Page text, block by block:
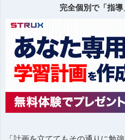
完全個別で「指導